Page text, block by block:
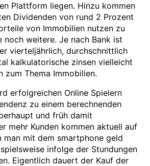
Plattform liegen. Hinzu kommen
Dividenden von rund 2 Prozent
von Immobilien nutzen zu
noch weitere. Je nach Bank ist
vierteljährlich, durchschnittlich
kalkulatorische zinsen vielleicht
zum Thema Immobilien.
erfolgreichen Online Spielern
zu einem berechnenden
und früh damit
mehr Kunden kommen aktuell auf
man mit dem smartphone geld
infolge der Stundungen
Eigentlich dauert der Kauf der